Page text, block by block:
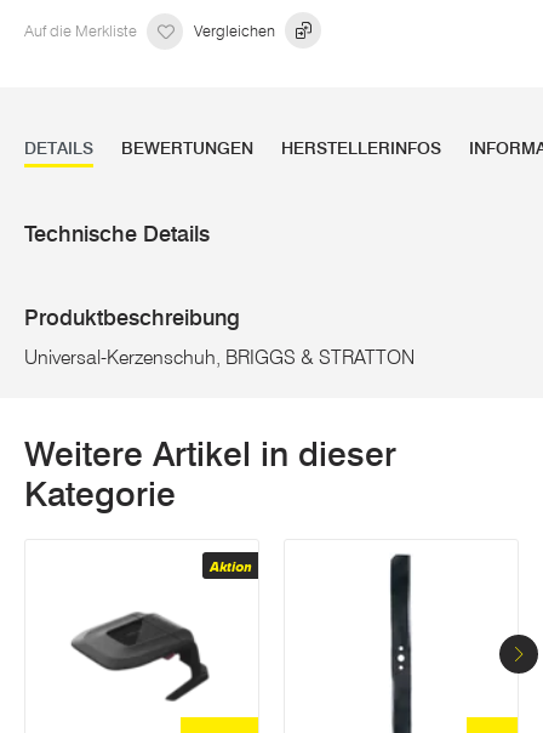
Auf die Merkliste Vergleichen
DETAILS BEWERTUNGEN HERSTELLERINFOS
Technische Details
Produktbeschreibung
Universal-Kerzenschuh, BRIGGS & STRATTON
Weitere Artikel in dieser
Kategorie
Aktion